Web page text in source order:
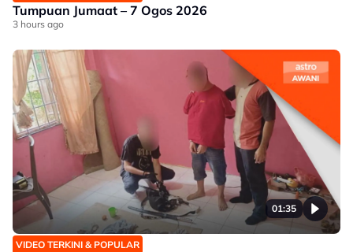
Tumpuan Jumaat – 7 Ogos 2026
3 hours ago
01:35
VIDEO TERKINI & POPULAR